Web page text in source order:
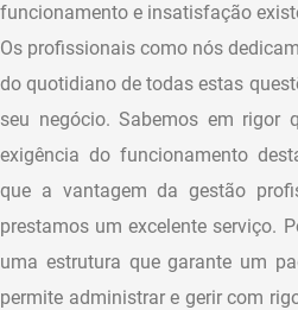
funcionamento e insatisfação
Os profissionais como nós
do quotidiano de todas estas
seu negócio. Sabemos em rigor
exigência do funcionamento
que a vantagem da gestão
prestamos um excelente serviço.
uma estrutura que garante um
permite administrar e gerir com